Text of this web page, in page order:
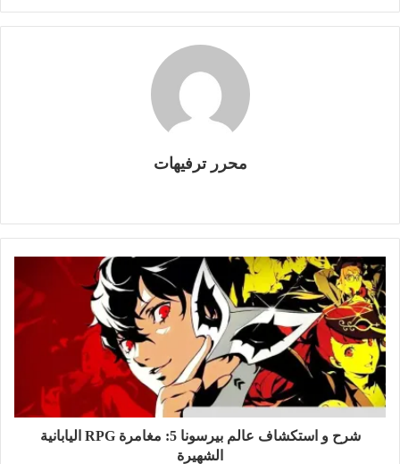
محرر ترفيهات
شرح و استكشاف عالم بيرسونا 5: مغامرة RPG اليابانية
الشهيرة